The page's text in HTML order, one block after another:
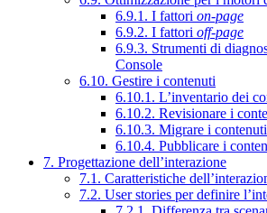
6.9.1. I fattori on-page
6.9.2. I fattori off-page
6.9.3. Strumenti di
Console
6.10. Gestire i contenuti
6.10.1. L’inventario dei
6.10.2. Revisionare i
6.10.3. Migrare i contenuti
6.10.4. Pubblicare i
7. Progettazione dell’interazione
7.1. Caratteristiche
7.2. User stories per definire